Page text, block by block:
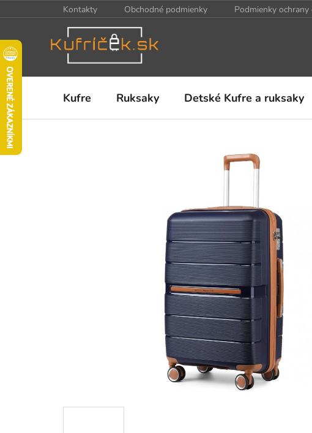
na
Kontakty Obchodné podmienky Podmienky
Kufre Ruksaky Detské Kufre a ruksaky